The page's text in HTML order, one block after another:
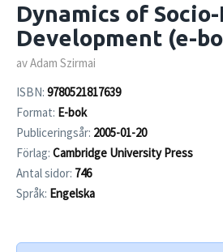
Dynamics of
Development (e-
av Adam Szirmai
ISBN: 9780521817639
Format: E-bok
Publiceringsår: 2005-01-20
Förlag: Cambridge University Press
Antal sidor: 746
Språk: Engelska